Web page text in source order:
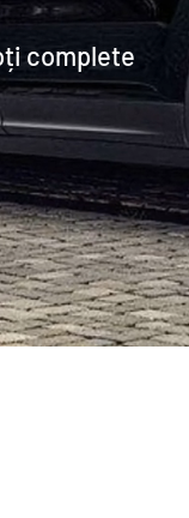
complete